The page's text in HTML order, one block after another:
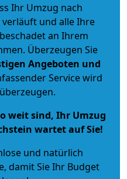
Ihr Umzug nach
und alle Ihre
an Ihrem
Überzeugen Sie
Angeboten und
Service wird
weit sind, Ihr Umzug
wartet auf Sie!
und natürlich
, damit Sie Ihr Budget